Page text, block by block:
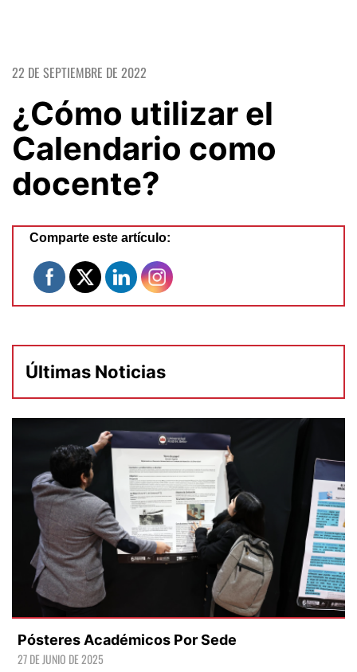
22 DE SEPTIEMBRE DE 2022
¿Cómo utilizar el
Calendario como
docente?
Comparte este artículo:
Últimas Noticias
Pósteres Académicos Por Sede
27 DE JUNIO DE 2025